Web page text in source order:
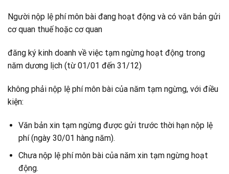
Người nộp lệ phí môn bài đang hoạt động và có văn bản gửi
cơ quan thuế hoặc cơ quan
đăng ký kinh doanh về việc tạm ngừng hoạt động trong
năm dương lịch (từ 01/01 đến 31/12)
không phải nộp lệ phí môn bài của năm tạm ngừng, với điều
kiện:
Văn bản xin tạm ngừng được gửi trước thời hạn nộp lệ
phí (ngày 30/01 hàng năm).
Chưa nộp lệ phí môn bài của năm xin tạm ngừng hoạt
động.